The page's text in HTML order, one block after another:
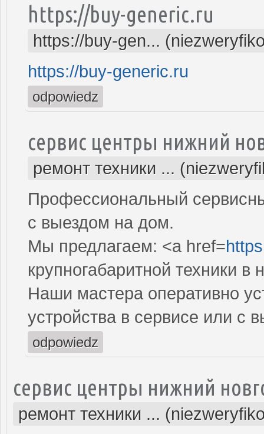
https://buy-generic.ru
https://buy-gen...
https://buy-generic.ru
odpowiedz
сервис центры нижний
ремонт техники ...
Профессиональный
с выездом на дом.
Мы предлагаем: <a href=
крупногабаритной техники
Наши мастера оперативно
устройства в сервисе или с
odpowiedz
сервис центры нижний
ремонт техники ...